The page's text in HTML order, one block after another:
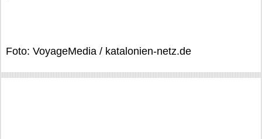
Foto: VoyageMedia / katalonien-netz.de